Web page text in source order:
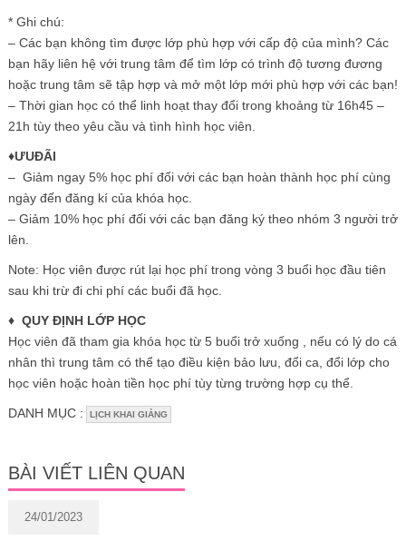
* Ghi chú:
– Các bạn không tìm được lớp phù hợp với cấp độ của mình? Các
bạn hãy liên hệ với trung tâm để tìm lớp có trình độ tương đương
hoặc trung tâm sẽ tập hợp và mở một lớp mới phù hợp với các bạn!
– Thời gian học có thể linh hoạt thay đổi trong khoảng từ 16h45 –
21h tùy theo yêu cầu và tình hình học viên.
♦ƯUĐÃI
– Giảm ngay 5% học phí đối với các bạn hoàn thành học phí cùng
ngày đến đăng kí của khóa học.
– Giảm 10% học phí đối với các bạn đăng ký theo nhóm 3 người trở
lên.
Note: Học viên được rút lại học phí trong vòng 3 buổi học đầu tiên
sau khi trừ đi chi phí các buổi đã học.
♦ QUY ĐỊNH LỚP HỌC
Học viên đã tham gia khóa học từ 5 buổi trở xuống , nếu có lý do cá
nhân thì trung tâm có thể tạo điều kiện bảo lưu, đổi ca, đổi lớp cho
học viên hoặc hoàn tiền học phí tùy từng trường hợp cụ thể.
DANH MỤC : LỊCH KHAI GIẢNG
BÀI VIẾT LIÊN QUAN
24/01/2023